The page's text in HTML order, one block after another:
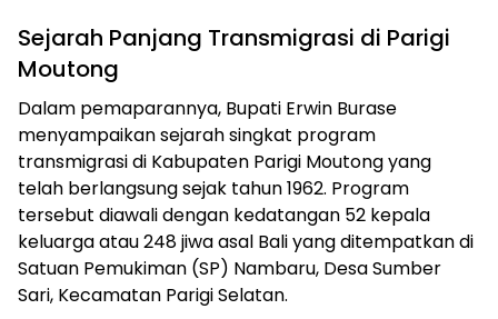
Sejarah Panjang Transmigrasi di Parigi
Moutong
Dalam pemaparannya, Bupati Erwin Burase
menyampaikan sejarah singkat program
transmigrasi di Kabupaten Parigi Moutong yang
telah berlangsung sejak tahun 1962. Program
tersebut diawali dengan kedatangan 52 kepala
keluarga atau 248 jiwa asal Bali yang ditempatkan di
Satuan Pemukiman (SP) Nambaru, Desa Sumber
Sari, Kecamatan Parigi Selatan.